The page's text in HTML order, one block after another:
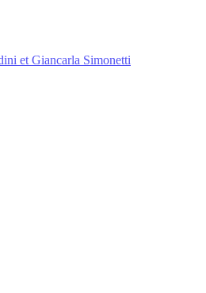
et Giancarla Simonetti